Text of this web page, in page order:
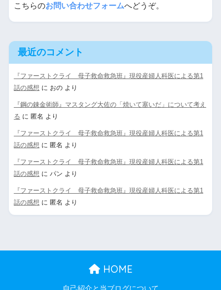
こちらのお問い合わせフォームへどうぞ。
最近のコメント
『ファーストクライ 母子救命救急班』現役産婦人科医による第1
話の感想 に おのより
『鋼の錬金術師』マスタング大佐の「焼いて塞いだ」について考え
る に 匿名 より
『ファーストクライ 母子救命救急班』現役産婦人科医による第1
話の感想 に 匿名 より
『ファーストクライ 母子救命救急班』現役産婦人科医による第1
話の感想 に パン より
『ファーストクライ 母子救命救急班』現役産婦人科医による第1
話の感想 に 匿名 より
HOME